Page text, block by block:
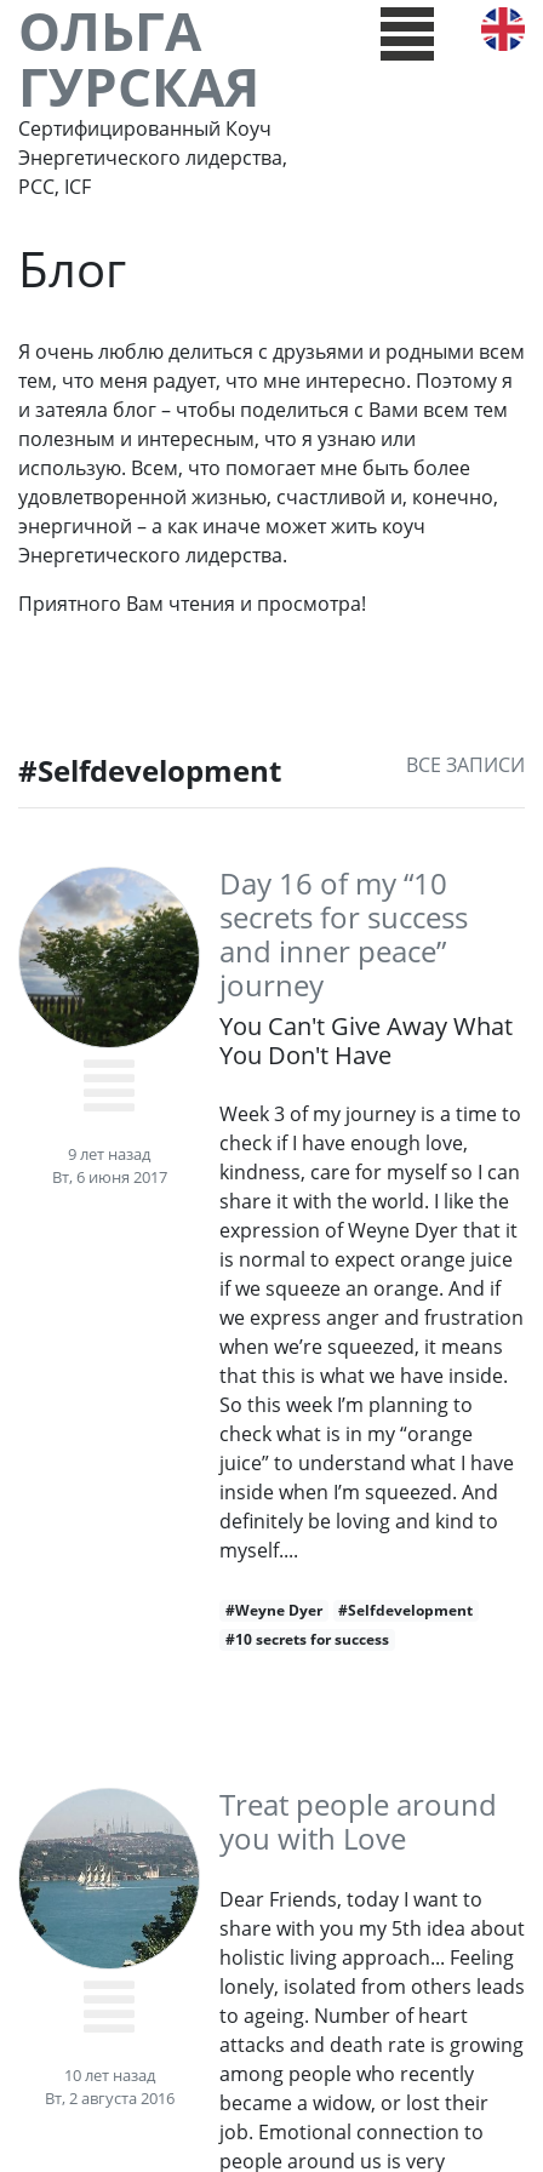
ОЛЬГА
ГУРСКАЯ
Сертифицированный Коуч
Энергетического лидерства,
РСС, ICF
Блог
Я очень люблю делиться с друзьями и родными всем
тем, что меня радует, что мне интересно. Поэтому я
и затеяла блог – чтобы поделиться с Вами всем тем
полезным и интересным, что я узнаю или
использую. Всем, что помогает мне быть более
удовлетворенной жизнью, счастливой и, конечно,
энергичной – а как иначе может жить коуч
Энергетического лидерства.
Приятного Вам чтения и просмотра!
ВСЕ ЗАПИСИ
#Selfdevelopment
9 лет назад
Вт, 6 июня 2017
Day 16 of my “10
secrets for success
and inner peace”
journey
You Can't Give Away What
You Don't Have
Week 3 of my journey is a time to
check if I have enough love,
kindness, care for myself so I can
share it with the world. I like the
expression of Weyne Dyer that it
is normal to expect orange juice
if we squeeze an orange. And if
we express anger and frustration
when we’re squeezed, it means
that this is what we have inside.
So this week I’m planning to
check what is in my “orange
juice” to understand what I have
inside when I’m squeezed. And
definitely be loving and kind to
myself....
#Weyne Dyer
#Selfdevelopment
#10 secrets for success
10 лет назад
Вт, 2 августа 2016
Treat people around
you with Love
Dear Friends, today I want to
share with you my 5th idea about
holistic living approach... Feeling
lonely, isolated from others leads
to ageing. Number of heart
attacks and death rate is growing
among people who recently
became a widow, or lost their
job. Emotional connection to
people around us is very